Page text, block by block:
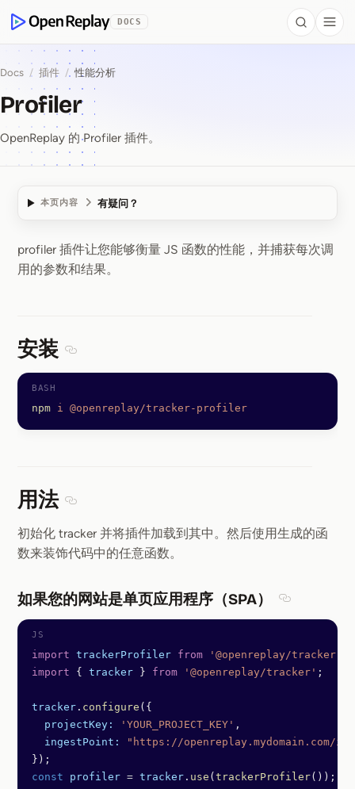
OpenReplay
DOCS Search
Docs / 插件 / 性能分析
Profiler
OpenReplay 的 Profiler 插件。
本页内容 有疑问？
Profiler
profiler 插件让您能够衡量 JS 函数的性能，并捕获每次调
用的参数和结果。
安装
npm i @openreplay/tracker-profiler
用法
初始化 tracker 并将插件加载到其中。然后使用生成的函
数来装饰代码中的任意函数。
如果您的网站是单页应用程序（SPA）
import trackerProfiler from '@openreplay/tracker-
import { tracker } from '@openreplay/tracker' ;
tracker . configure ({
  projectKey:
'YOUR_PROJECT_KEY' ,
  ingestPoint:
"https://openreplay.mydomain.com/
});
const profiler = tracker . use ( trackerProfiler());